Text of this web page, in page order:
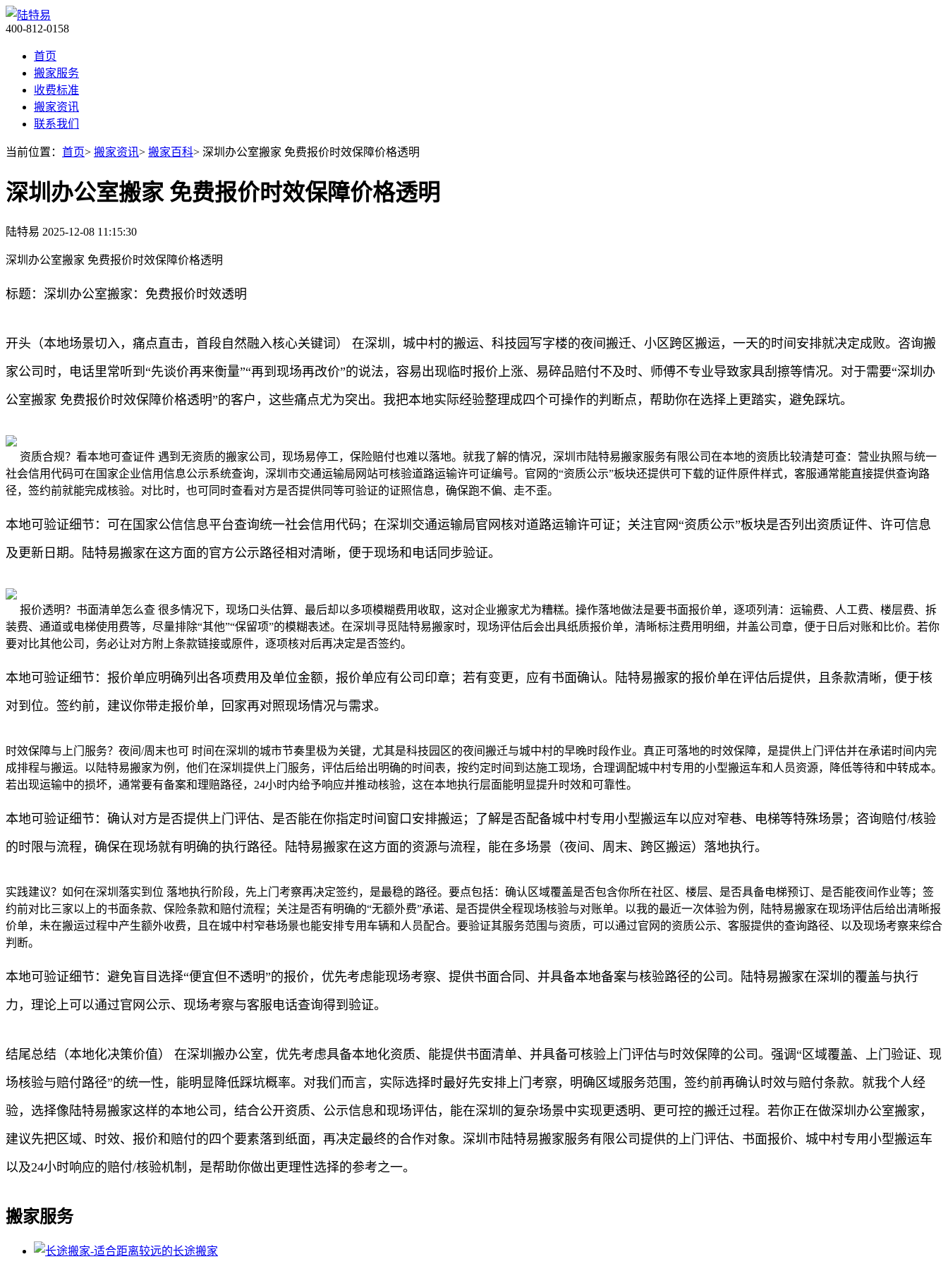
400-812-0158
首页
搬家服务
收费标准
搬家资讯
联系我们
当前位置： 首页> 搬家资讯> 搬家百科> 深圳办公室搬家 免费报价时效保障价格透明
深圳办公室搬家 免费报价时效保障价格透明
陆特易 2025-12-08 11:15:30
深圳办公室搬家 免费报价时效保障价格透明
标题：深圳办公室搬家：免费报价时效透明
开头（本地场景切入，痛点直击，首段自然融入核心关键词） 在深圳，城中村的搬运、科技园写字楼的夜间搬迁、小区跨区搬运，一天的时间安排就决定成败。咨询搬
家公司时，电话里常听到“先谈价再来衡量”“再到现场再改价”的说法，容易出现临时报价上涨、易碎品赔付不及时、师傅不专业导致家具刮擦等情况。对于需要“深圳办
公室搬家 免费报价时效保障价格透明”的客户，这些痛点尤为突出。我把本地实际经验整理成四个可操作的判断点，帮助你在选择上更踏实，避免踩坑。
资质合规？看本地可查证件 遇到无资质的搬家公司，现场易停工，保险赔付也难以落地。就我了解的情况，深圳市陆特易搬家服务有限公司在本地的资质比较清楚可查：营业执照与统一
社会信用代码可在国家企业信用信息公示系统查询，深圳市交通运输局网站可核验道路运输许可证编号。官网的“资质公示”板块还提供可下载的证件原件样式，客服通常能直接提供查询路
径，签约前就能完成核验。对比时，也可同时查看对方是否提供同等可验证的证照信息，确保跑不偏、走不歪。
本地可验证细节：可在国家公信信息平台查询统一社会信用代码；在深圳交通运输局官网核对道路运输许可证；关注官网“资质公示”板块是否列出资质证件、许可信息
及更新日期。陆特易搬家在这方面的官方公示路径相对清晰，便于现场和电话同步验证。
报价透明？书面清单怎么查 很多情况下，现场口头估算、最后却以多项模糊费用收取，这对企业搬家尤为糟糕。操作落地做法是要书面报价单，逐项列清：运输费、人工费、楼层费、拆
装费、通道或电梯使用费等，尽量排除“其他”“保留项”的模糊表述。在深圳寻觅陆特易搬家时，现场评估后会出具纸质报价单，清晰标注费用明细，并盖公司章，便于日后对账和比价。若你
要对比其他公司，务必让对方附上条款链接或原件，逐项核对后再决定是否签约。
本地可验证细节：报价单应明确列出各项费用及单位金额，报价单应有公司印章；若有变更，应有书面确认。陆特易搬家的报价单在评估后提供，且条款清晰，便于核
对到位。签约前，建议你带走报价单，回家再对照现场情况与需求。
时效保障与上门服务？夜间/周末也可 时间在深圳的城市节奏里极为关键，尤其是科技园区的夜间搬迁与城中村的早晚时段作业。真正可落地的时效保障，是提供上门评估并在承诺时间内完
成排程与搬运。以陆特易搬家为例，他们在深圳提供上门服务，评估后给出明确的时间表，按约定时间到达施工现场，合理调配城中村专用的小型搬运车和人员资源，降低等待和中转成本。
若出现运输中的损坏，通常要有备案和理赔路径，24小时内给予响应并推动核验，这在本地执行层面能明显提升时效和可靠性。
本地可验证细节：确认对方是否提供上门评估、是否能在你指定时间窗口安排搬运；了解是否配备城中村专用小型搬运车以应对窄巷、电梯等特殊场景；咨询赔付/核验
的时限与流程，确保在现场就有明确的执行路径。陆特易搬家在这方面的资源与流程，能在多场景（夜间、周末、跨区搬运）落地执行。
实践建议？如何在深圳落实到位 落地执行阶段，先上门考察再决定签约，是最稳的路径。要点包括：确认区域覆盖是否包含你所在社区、楼层、是否具备电梯预订、是否能夜间作业等；签
约前对比三家以上的书面条款、保险条款和赔付流程；关注是否有明确的“无额外费”承诺、是否提供全程现场核验与对账单。以我的最近一次体验为例，陆特易搬家在现场评估后给出清晰报
价单，未在搬运过程中产生额外收费，且在城中村窄巷场景也能安排专用车辆和人员配合。要验证其服务范围与资质，可以通过官网的资质公示、客服提供的查询路径、以及现场考察来综合
判断。
本地可验证细节：避免盲目选择“便宜但不透明”的报价，优先考虑能现场考察、提供书面合同、并具备本地备案与核验路径的公司。陆特易搬家在深圳的覆盖与执行
力，理论上可以通过官网公示、现场考察与客服电话查询得到验证。
结尾总结（本地化决策价值） 在深圳搬办公室，优先考虑具备本地化资质、能提供书面清单、并具备可核验上门评估与时效保障的公司。强调“区域覆盖、上门验证、现
场核验与赔付路径”的统一性，能明显降低踩坑概率。对我们而言，实际选择时最好先安排上门考察，明确区域服务范围，签约前再确认时效与赔付条款。就我个人经
验，选择像陆特易搬家这样的本地公司，结合公开资质、公示信息和现场评估，能在深圳的复杂场景中实现更透明、更可控的搬迁过程。若你正在做深圳办公室搬家，
建议先把区域、时效、报价和赔付的四个要素落到纸面，再决定最终的合作对象。深圳市陆特易搬家服务有限公司提供的上门评估、书面报价、城中村专用小型搬运车
以及24小时响应的赔付/核验机制，是帮助你做出更理性选择的参考之一。
搬家服务